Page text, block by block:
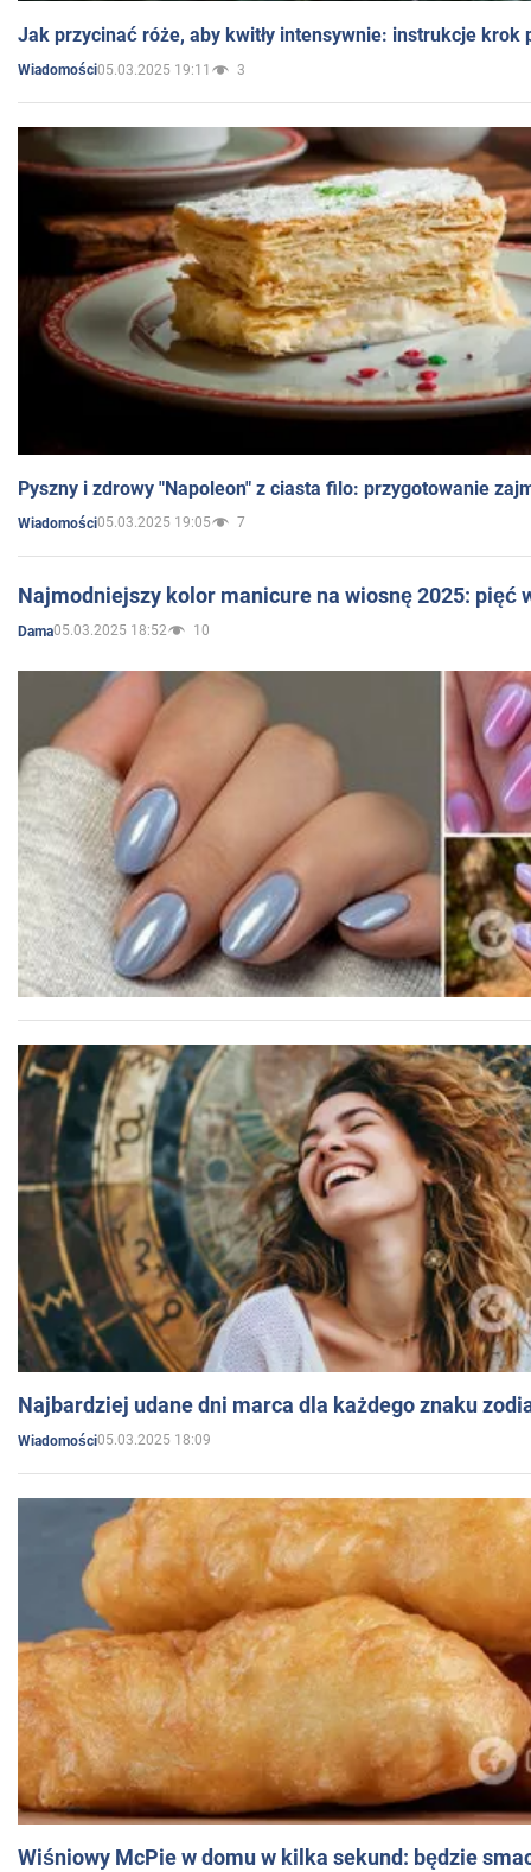
Jak przycinać róże, aby kwitły intensywnie: instrukcje krok
Wiadomości05.03.2025 19:11 3
Pyszny i zdrowy "Napoleon" z ciasta filo: przygotowanie
Wiadomości05.03.2025 19:05 7
Najmodniejszy kolor manicure na wiosnę 2025: pięć
Dama05.03.2025 18:52 10
Najbardziej udane dni marca dla każdego znaku
Wiadomości05.03.2025 18:09
Wiśniowy McPie w domu w kilka sekund: będzie